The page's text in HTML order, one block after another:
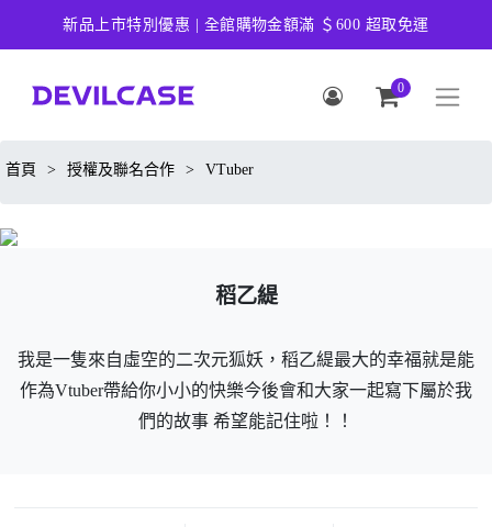
新品上市特別優惠 | 全館購物金額滿 ＄600 超取免運
0
首頁 > 授權及聯名合作 > VTuber
稻乙緹
我是一隻來自虛空的二次元狐妖，稻乙緹最大的幸福就是能
作為Vtuber帶給你小小的快樂今後會和大家一起寫下屬於我
們的故事 希望能記住啦！！